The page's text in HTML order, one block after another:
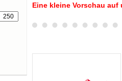
Eine kleine Vorschau auf